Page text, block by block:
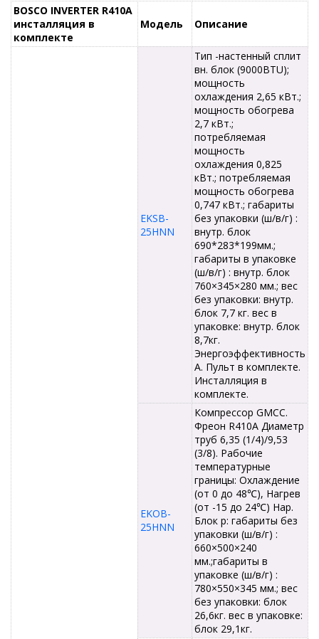
BOSCO INVERTER R410A
инсталляция в
комплекте
Модель Описание
EKSB-
25HNN
Тип -настенный сплит
вн. блок (9000BTU);
мощность
охлаждения 2,65 кВт.;
мощность обогрева
2,7 кВт.;
потребляемая
мощность
охлаждения 0,825
кВт.; потребляемая
мощность обогрева
0,747 кВт.; габариты
без упаковки (ш/в/г) :
внутр. блок
690*283*199мм.;
габариты в упаковке
(ш/в/г) : внутр. блок
760×345×280 мм.; вес
без упаковки: внутр.
блок 7,7 кг. вес в
упаковке: внутр. блок
8,7кг.
Энергоэффективность
А. Пульт в комплекте.
Инсталляция в
комплекте.
EKOB-
25HNN
Компрессор GMCC.
Фреон R410A Диаметр
труб 6,35 (1/4)/9,53
(3/8). Рабочие
температурные
границы: Охлаждение
(от 0 до 48℃), Нагрев
(от -15 до 24℃) Нар.
Блок р: габариты без
упаковки (ш/в/г) :
660×500×240
мм.;габариты в
упаковке (ш/в/г) :
780×550×345 мм.; вес
без упаковки: блок
26,6кг. вес в упаковке:
блок 29,1кг.